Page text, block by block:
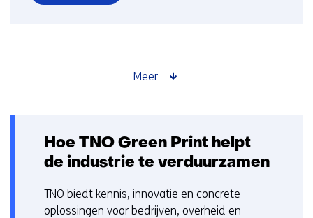
over
dat
mag
weten"
Meer
Hoe TNO Green Print helpt
de industrie te verduurzamen
TNO biedt kennis, innovatie en concrete
oplossingen voor bedrijven, overheid en